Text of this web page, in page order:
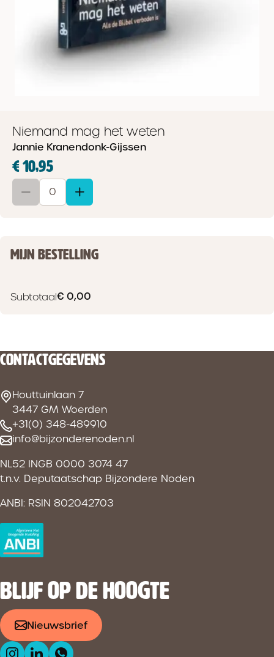
Niemand mag het weten
Jannie Kranendonk-Gijssen
€ 10,95
MIJN BESTELLING
Subtotaal€ 0,00
CONTACTGEGEVENS
Houttuinlaan 7
3447 GM Woerden
+31(0) 348-489910
info@bijzonderenoden.nl
NL52 INGB 0000 3074 47
t.n.v. Deputaatschap Bijzondere Noden
ANBI: RSIN 802042703
BLIJF OP DE HOOGTE
Nieuwsbrief